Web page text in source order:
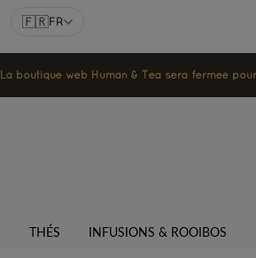
🇫🇷FR
La boutique web Human & Tea sera fermée
THÉS INFUSIONS & ROOIBOS